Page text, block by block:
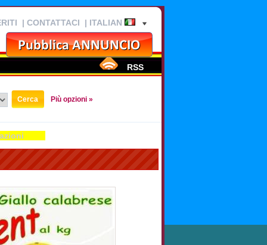
| CONTATTACI | ITALIAN
RSS
Più opzioni »